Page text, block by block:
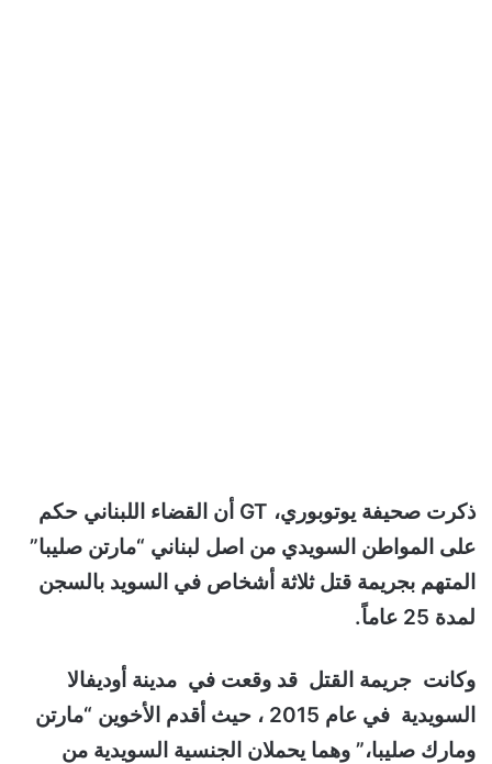
ذكرت صحيفة يوتوبوري، GT أن القضاء اللبناني حكم
على المواطن السويدي من اصل لبناني “مارتن صليبا”
المتهم بجريمة قتل ثلاثة أشخاص في السويد بالسجن
لمدة 25 عاماً.
وكانت جريمة القتل قد وقعت في مدينة أوديفالا
السويدية في عام 2015 ، حيث أقدم الأخوين “مارتن
ومارك صليبا،” وهما يحملان الجنسية السويدية من